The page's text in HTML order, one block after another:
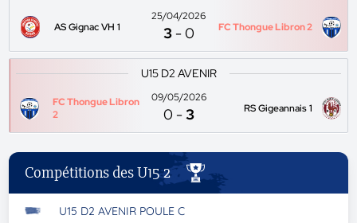
AS Gignac VH 1
25/04/2026
3 -0 FC Thongue Libron 2
U15 D2 AVENIR
FC Thongue Libron
2
09/05/2026
0 -3 RS Gigeannais 1
Compétitions des U15 2
U15 D2 AVENIR POULE C